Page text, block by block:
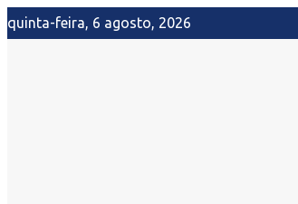
quinta-feira, 6 agosto, 2026